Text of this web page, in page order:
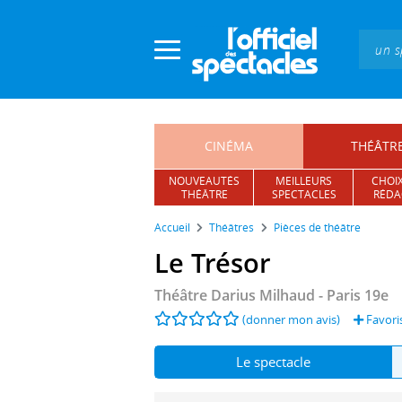
CINÉMA
NOUVEAUTÉS
THÉÂTRE
MEILLEURS
SPECTACLES
Accueil Théâtres Pièces de théâtre
Le Trésor
Théâtre Darius Milhaud - Paris 19e
(donner mon avis)
Le spectacle